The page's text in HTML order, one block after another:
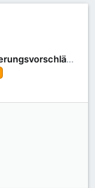
Beobachtete Fehler und/oder Verbesserungsvorschläge, zum 8.1